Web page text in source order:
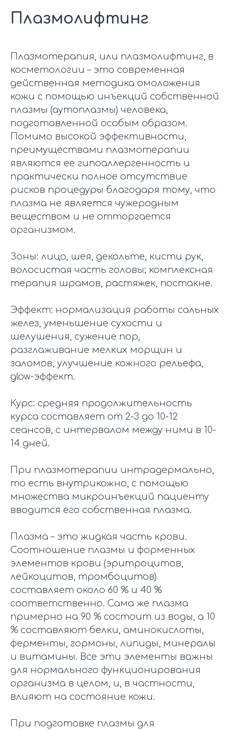
Плазмолифтинг
Плазмотерапия, или плазмолифтинг, в
косметологии – это современная
действенная методика омоложения
кожи с помощью инъекций собственной
плазмы (аутоплазмы) человека,
подготовленной особым образом.
Помимо высокой эффективности,
преимуществами плазмотерапии
являются ее гипоаллергенность и
практически полное отсутствие
рисков процедуры благодаря тому, что
плазма не является чужеродным
веществом и не отторгается
организмом.
Зоны: лицо, шея, декольте, кисти рук,
волосистая часть головы; комплексная
терапия шрамов, растяжек, постакне.
Эффект: нормализация работы сальных
желез, уменьшение сухости и
шелушения, сужение пор,
разглаживание мелких морщин и
заломов, улучшение кожного рельефа,
glow-эффект.
Курс: средняя продолжительность
курса составляет от 2-3 до 10-12
сеансов, с интервалом между ними в 10-
14 дней.
При плазмотерапии интрадермально,
то есть внутрикожно, с помощью
множества микроинъекций пациенту
вводится его собственная плазма.
Плазма – это жидкая часть крови.
Соотношение плазмы и форменных
элементов крови (эритроцитов,
лейкоцитов, тромбоцитов)
составляет около 60 % и 40 %
соответственно. Сама же плазма
примерно на 90 % состоит из воды, а 10
% составляют белки, аминокислоты,
ферменты, гормоны, липиды, минералы
и витамины. Все эти элементы важны
для нормального функционирования
организма в целом, и, в частности,
влияют на состояние кожи.
При подготовке плазмы для